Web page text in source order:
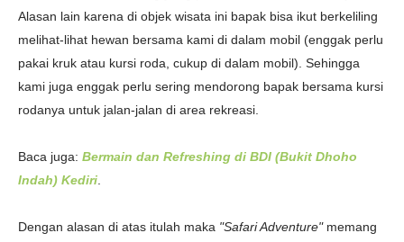
Alasan lain karena di objek wisata ini bapak bisa ikut berkeliling
melihat-lihat hewan bersama kami di dalam mobil (enggak perlu
pakai kruk atau kursi roda, cukup di dalam mobil). Sehingga
kami juga enggak perlu sering mendorong bapak bersama kursi
rodanya untuk jalan-jalan di area rekreasi.
Baca juga: Bermain dan Refreshing di BDI (Bukit Dhoho
Indah) Kediri
Dengan alasan di atas itulah maka "Safari Adventure" memang